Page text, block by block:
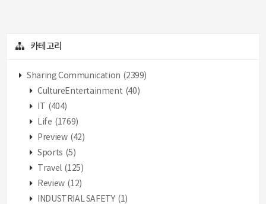
카테고리
Sharing Communication (2399)
CultureEntertainment (40)
(404)
Life (1769)
Preview (42)
Sports (5)
Travel (125)
Review (12)
INDUSTRIAL SAFETY (1)